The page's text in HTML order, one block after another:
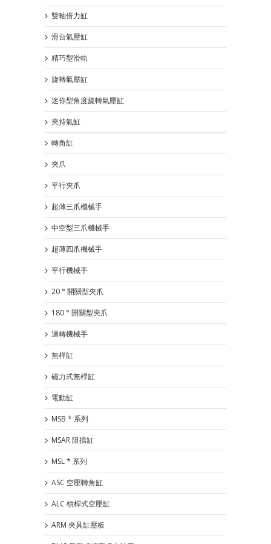
雙軸倍力缸
滑台氣壓缸
精巧型滑軌
旋轉氣壓缸
迷你型角度旋轉氣壓缸
夾持氣缸
轉角缸
夾爪
平行夾爪
超薄三爪機械手
中空型三爪機械手
超薄四爪機械手
平行機械手
20 ° 開關型夾爪
180 ° 開關型夾爪
迴轉機械手
無桿缸
磁力式無桿缸
電動缸
MSB * 系列
MSAR 阻擋缸
MSL * 系列
ASC 空壓轉角缸
ALC 槓桿式空壓缸
ARM 夾具缸壓板